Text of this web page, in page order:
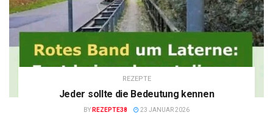
REZEPTE
Jeder sollte die Bedeutung kennen
BY REZEPTE38 23 JANUAR 2026